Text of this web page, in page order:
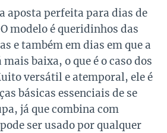
aposta perfeita para dias de
modelo é queridinhos das
e também em dias em que a
baixa, o que é o caso dos
versátil e atemporal, ele é
básicas essenciais de se
já que combina com
ser usado por qualquer